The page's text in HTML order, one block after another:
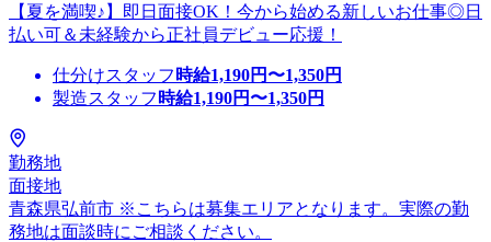
【夏を満喫♪】即日面接OK！今から始める新しいお仕事◎日
払い可＆未経験から正社員デビュー応援！
仕分けスタッフ 時給1,190円〜1,350円
製造スタッフ 時給1,190円〜1,350円
勤務地
面接地
青森県弘前市 ※こちらは募集エリアとなります。実際の勤
務地は面談時にご相談ください。